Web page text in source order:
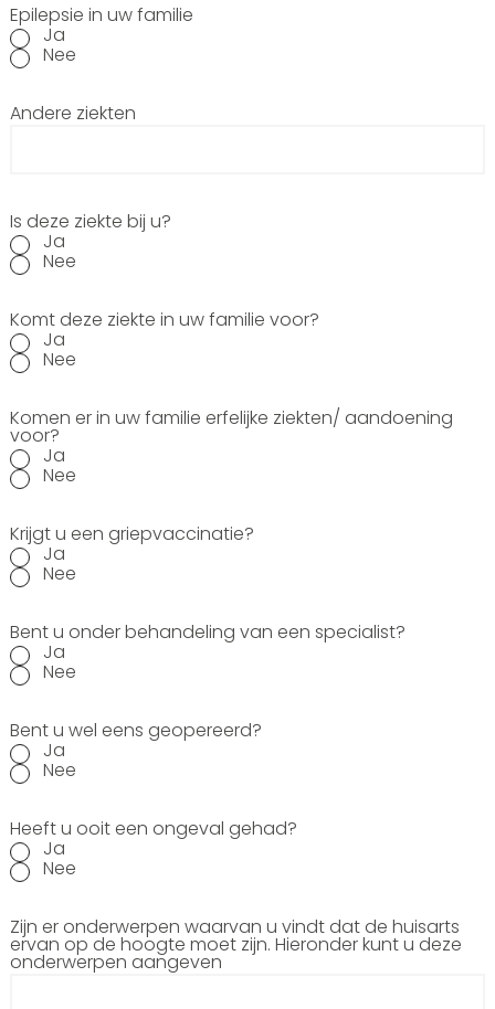
Epilepsie in uw familie
Ja
Nee
Andere ziekten
Is deze ziekte bij u?
Ja
Nee
Komt deze ziekte in uw familie voor?
Ja
Nee
Komen er in uw familie erfelijke ziekten/ aandoening
voor?
Ja
Nee
Krijgt u een griepvaccinatie?
Ja
Nee
Bent u onder behandeling van een specialist?
Ja
Nee
Bent u wel eens geopereerd?
Ja
Nee
Heeft u ooit een ongeval gehad?
Ja
Nee
Zijn er onderwerpen waarvan u vindt dat de huisarts
ervan op de hoogte moet zijn. Hieronder kunt u deze
onderwerpen aangeven